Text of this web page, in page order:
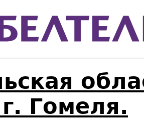
Гомеля.